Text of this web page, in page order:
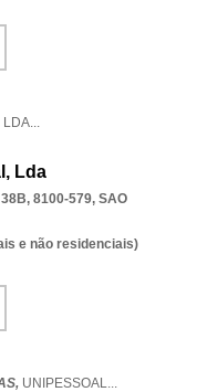
LDA...
Lda
8100-579, SAO
e não residenciais)
UNIPESSOAL...